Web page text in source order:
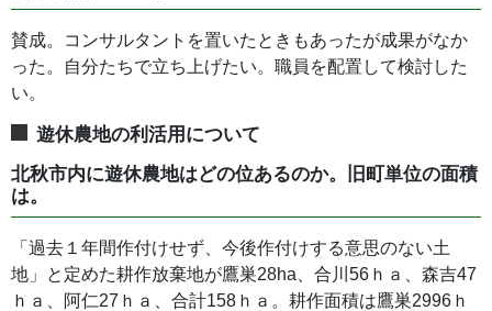
賛成。コンサルタントを置いたときもあったが成果がなか
った。自分たちで立ち上げたい。職員を配置して検討した
い。
遊休農地の利活用について
北秋市内に遊休農地はどの位あるのか。旧町単位の面積
は。
「過去１年間作付けせず、今後作付けする意思のない土
地」と定めた耕作放棄地が鷹巣28ha、合川56ｈａ、森吉47
ｈａ、阿仁27ｈａ、合計158ｈａ。耕作面積は鷹巣2996ｈ